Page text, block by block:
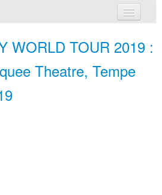
WORLD TOUR 2019 :
Theatre, Tempe